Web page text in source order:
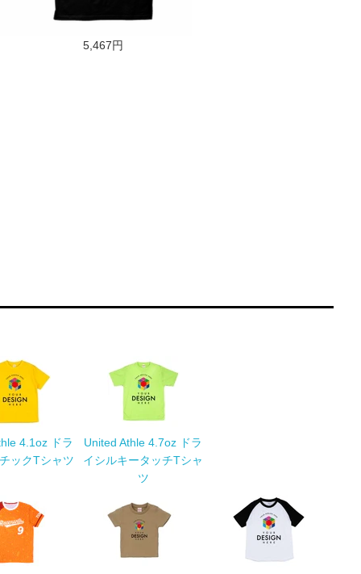
5,467円
4.1oz ドラ
ックTシャツ
United Athle 4.7oz ドラ
イシルキータッチTシャ
ツ